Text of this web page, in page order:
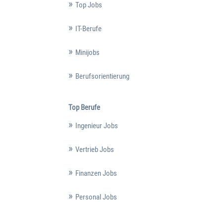
Top Jobs
IT-Berufe
Minijobs
Berufsorientierung
Top Berufe
Ingenieur Jobs
Vertrieb Jobs
Finanzen Jobs
Personal Jobs